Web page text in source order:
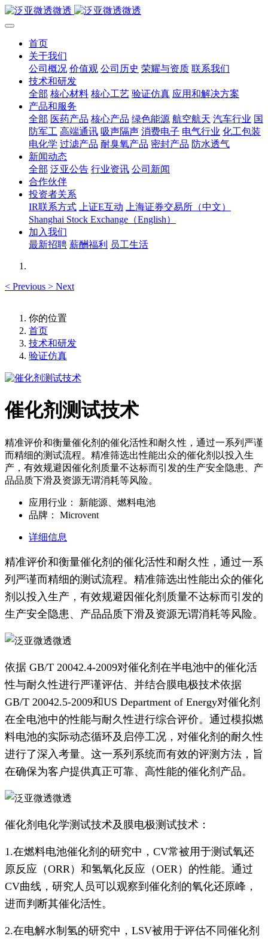
首页
关于我们
公司概况 价值观 公司历史 荣耀与资质 联系我们
技术和研发
全部 核心材料 核心工艺 验证仿真 应用和解决方案
产品和服务
全部 医药产品 核心产品 绿色能源 航空航天 汽车行业 国
防军工 高端通讯 吸声隔声 消费电子 电气行业 化工包装
电化学 过滤产品 耐臭氧产品 密封产品 防水透气
新闻动态
全部 泛亚公告 行业资讯 公司新闻
合作伙伴
投资者关系
IR联系方式
上证E互动
上海证券交易所（中文）
Shanghai Stock Exchange（English）
加入我们
最新招聘 薪酬福利 员工生活
< Previous > Next
你的位置
首页
技术和研发
验证仿真
催化剂测试技术
精准评价和衡量催化剂的催化活性和耐久性，通过一系列严谨
而精细的测试流程。精准筛选出性能出众的催化剂以投入生
产，有效规避因催化剂质量不达标而引发的生产安全隐患、产
品品质下滑及资源无谓消耗等风险。
应用行业：
新能源、燃料电池
品牌：
Microvent
详细信息
精准评价和衡量催化剂的催化活性和耐久性，通过一系
列严谨而精细的测试流程。精准筛选出性能出众的催化
剂以投入生产，有效规避因催化剂质量不达标而引发的
生产安全隐患、产品品质下滑及资源无谓消耗等风险。
依据 GB/T 20042.4-2009对催化剂在半电池中的催化活
性与耐久性进行严谨评估、并结合膜电极技术依据
GB/T 20042.5-2009和US Department of Energy对催化剂
在全电池中的性能与耐久性进行综合评价。通过模拟燃
料电池的实际动态循环及启停工况，对催化剂的耐久性
进行了深入考量。这一系列系统而有效的评测方法，旨
在确保为客户提供真正可靠、高性能的催化剂产品。
催化剂电化学测试技术及膜电极测试技术：
1.在燃料电池催化剂的研究中，CV常被用于测试氧还
原反应（ORR）和氢氧化反应（OER）的性能。通过
CV曲线，研究人员可以观察到催化剂的氧化还原峰，
进而判断其催化活性。
2.在电解水制氢的研究中，LSV被用于评估不同催化剂